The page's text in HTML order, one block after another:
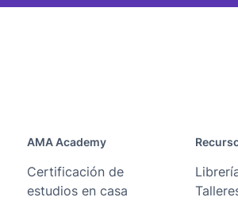
AMA Academy
Certificación de
estudios en casa